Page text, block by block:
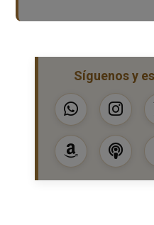
Síguenos y